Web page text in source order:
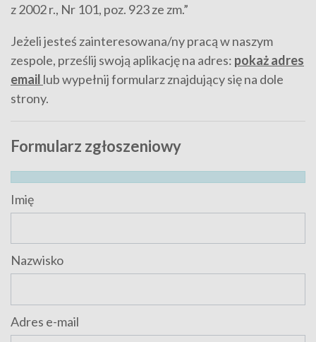
z 2002 r., Nr 101, poz. 923 ze zm.”
Jeżeli jesteś zainteresowana/ny pracą w naszym
zespole, prześlij swoją aplikację na adres: pokaż adres
email lub wypełnij formularz znajdujący się na dole
strony.
Formularz zgłoszeniowy
Imię
Nazwisko
Adres e-mail